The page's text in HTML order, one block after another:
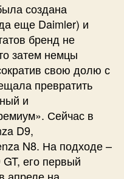
создана
еще Daimler) и
бренд не
затем немцы
свою долю с
превратить
и
Сейчас в
D9,
N8. На подходе –
его первый